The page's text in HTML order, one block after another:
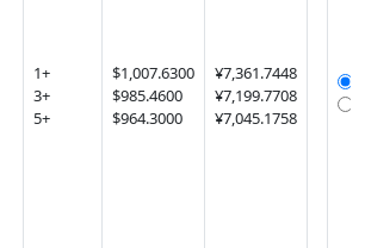
1+
3+
5+
$1,007.6300
$985.4600
$964.3000
¥7,361.7448
¥7,199.7708
¥7,045.1758